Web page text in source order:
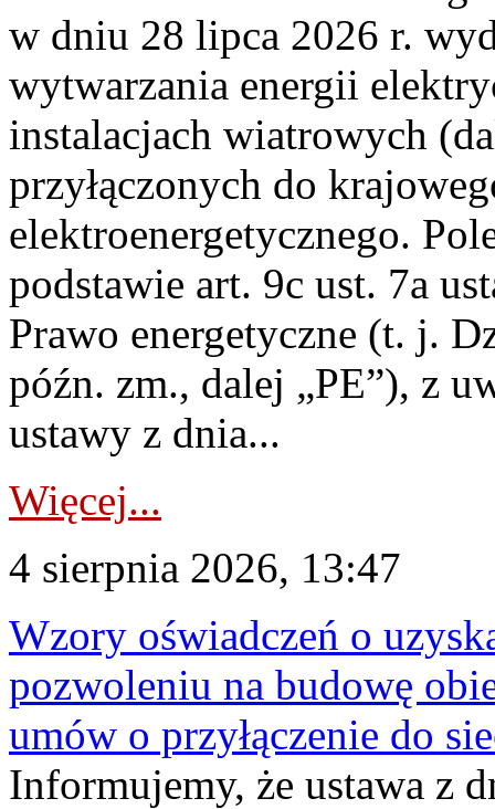
w dniu 28 lipca 2026 r.
wytwarzania energii
instalacjach wiatrowych
przyłączonych do
elektroenergetycznego.
podstawie art. 9c ust. 7a
Prawo energetyczne (t. j.
późn. zm., dalej „PE”), z
ustawy z dnia...
Więcej...
4 sierpnia 2026, 13:47
Wzory oświadczeń o
pozwoleniu na budowę
umów o przyłączenie do
Informujemy, że ustawa z